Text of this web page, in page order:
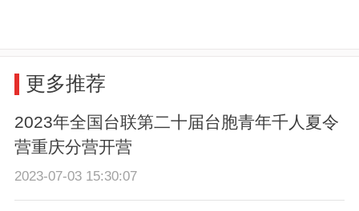
更多推荐
2023年全国台联第二十届台胞青年千人夏令
营重庆分营开营
2023-07-03 15:30:07